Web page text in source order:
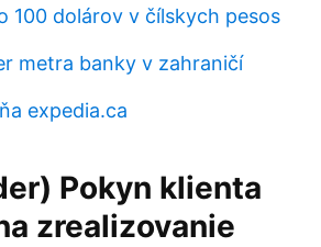
100 dolárov v čílskych pesos
metra banky v zahraničí
expedia.ca
Pokyn klienta
zrealizovanie